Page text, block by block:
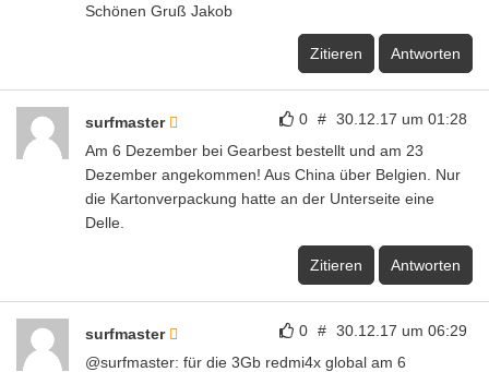
Schönen Gruß Jakob
Zitieren Antworten
0 # 30.12.17 um 01:28
surfmaster
Am 6 Dezember bei Gearbest bestellt und am 23
Dezember angekommen! Aus China über Belgien. Nur
die Kartonverpackung hatte an der Unterseite eine
Delle.
Zitieren Antworten
0 # 30.12.17 um 06:29
surfmaster
@surfmaster: für die 3Gb redmi4x global am 6